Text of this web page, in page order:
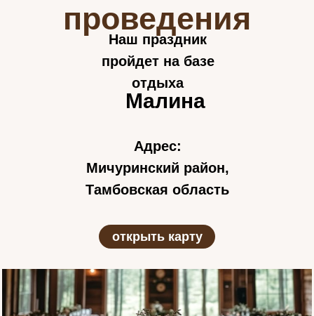
проведения
Наш праздник
пройдет на базе
отдыха
Адрес:
Мичуринский район,
Тамбовская область
Малина
открыть карту